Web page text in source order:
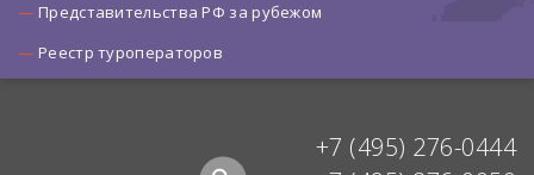
Представительства РФ за рубежом
Реестр туроператоров
+7 (495) 276-0444